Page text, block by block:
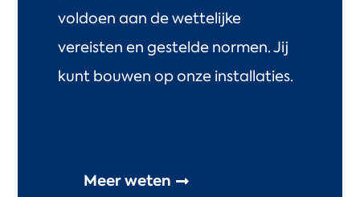
voldoen aan de wettelijke
vereisten en gestelde normen. Jij
kunt bouwen op onze installaties.
Meer weten